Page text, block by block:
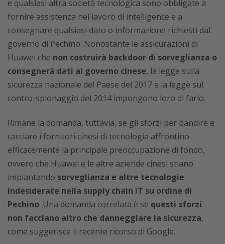
e qualsiasi altra società tecnologica sono obbligate a
fornire assistenza nel lavoro di intelligence e a
consegnare qualsiasi dato o informazione richiesti dal
governo di Pechino. Nonostante le assicurazioni di
Huawei che non costruirà backdoor di sorveglianza o
consegnerà dati al governo cinese, la legge sulla
sicurezza nazionale del Paese del 2017 e la legge sul
contro-spionaggio del 2014 impongono loro di farlo.
Rimane la domanda, tuttavia, se gli sforzi per bandire e
cacciare i fornitori cinesi di tecnologia affrontino
efficacemente la principale preoccupazione di fondo,
ovvero che Huawei e le altre aziende cinesi stiano
impiantando sorveglianza e altre tecnologie
indesiderate nella supply chain IT su ordine di
Pechino. Una domanda correlata è se questi sforzi
non facciano altro che danneggiare la sicurezza,
come suggerisce il recente ricorso di Google.